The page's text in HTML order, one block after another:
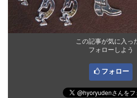
この記事が気に入っ
フォローしよう
フォロー